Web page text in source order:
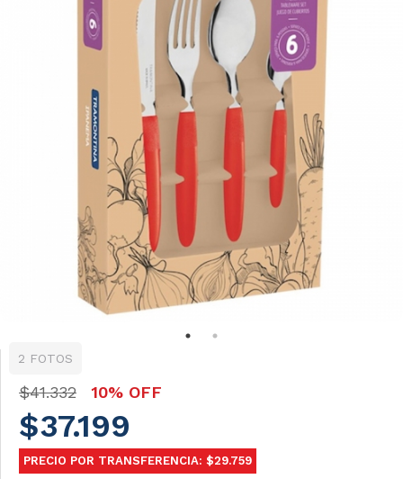
2 FOTOS
$41.332 10% OFF
$37.199
PRECIO POR TRANSFERENCIA: $29.759